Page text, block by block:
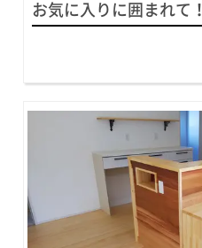
お気に入りに囲まれて！